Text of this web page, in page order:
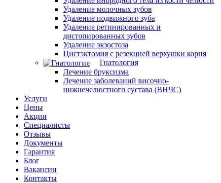
Удаление молочных зубов
Удаление подвижного зуба
Удаление ретинированных и
дистопированных зубов
Удаление экзостоза
Цистэктомия с резекцией верхушки корня
Гнатология
Лечение бруксизма
Лечение заболеваний височно-
нижнечелюстного сустава (ВНЧС)
Услуги
Цены
Акции
Специалисты
Отзывы
Документы
Гарантия
Блог
Вакансии
Контакты